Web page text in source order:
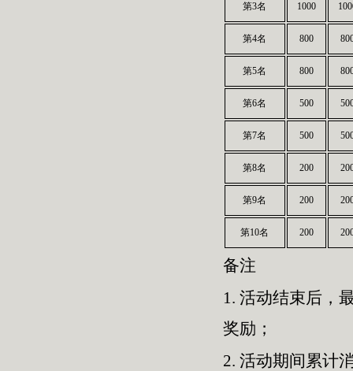
第3名 1000
第4名 800
第5名 800
第6名 500
第7名 500
第8名 200
第9名 200
第10名 200
备注
1. 活动结束后，
奖励；
2. 活动期间累计